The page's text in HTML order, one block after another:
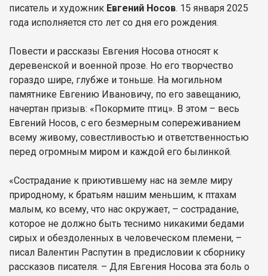
писатель и художник Евгений Носов. 15 января 2025
года исполняется сто лет со дня его рождения.
Повести и рассказы Евгения Носова относят к
деревенской и военной прозе. Но его творчество
гораздо шире, глубже и тоньше. На могильном
памятнике Евгению Ивановичу, по его завещанию,
начертан призыв: «Покормите птиц». В этом – весь
Евгений Носов, с его безмерным сопереживанием
всему живому, совестливостью и ответственностью
перед огромным миром и каждой его былинкой.
«Сострадание к приютившему нас на земле миру
природному, к братьям нашим меньшим, к птахам
малым, ко всему, что нас окружает, – сострадание,
которое не должно быть теснимо никакими бедами
сирых и обездоленных в человеческом племени, –
писал Валентин Распутин в предисловии к сборнику
рассказов писателя. – Для Евгения Носова эта боль о